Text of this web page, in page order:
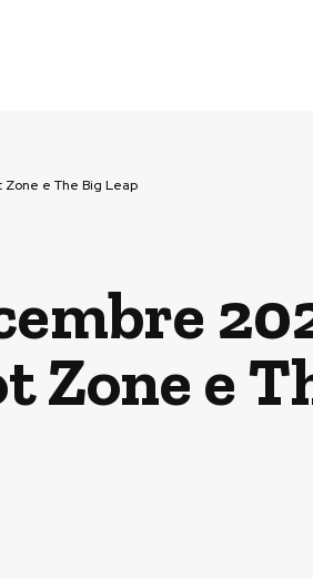
Zone e The Big Leap
Zone e